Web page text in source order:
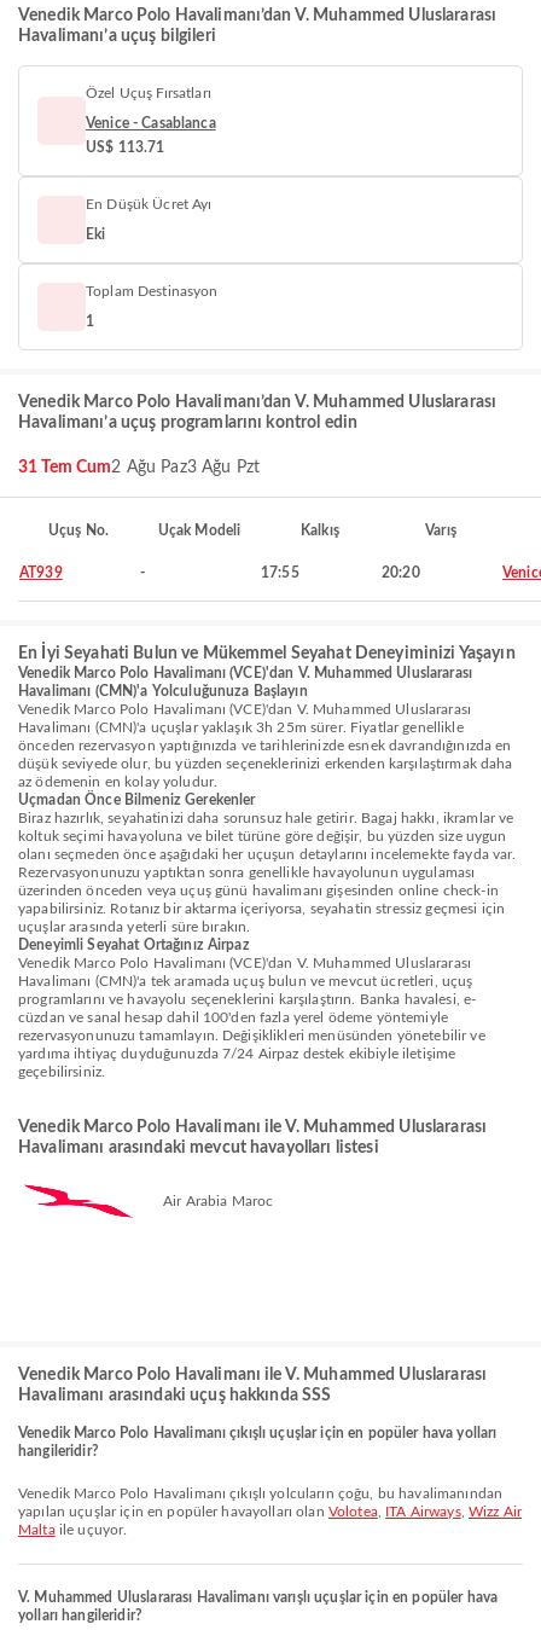
Venedik Marco Polo Havalimanı’dan V. Muhammed Uluslararası
Havalimanı’a uçuş bilgileri
Özel Uçuş Fırsatları
Venice - Casablanca
US$ 113.71
En Düşük Ücret Ayı
Eki
Toplam Destinasyon
1
Venedik Marco Polo Havalimanı’dan V. Muhammed Uluslararası
Havalimanı’a uçuş programlarını kontrol edin
31 Tem Cum2 Ağu Paz3 Ağu Pzt
Uçuş No. Uçak Modeli Kalkış Varış
AT939 - 17:55 20:20
En İyi Seyahati Bulun ve Mükemmel Seyahat Deneyiminizi Yaşayın
Venedik Marco Polo Havalimanı (VCE)'dan V. Muhammed Uluslararası
Havalimanı (CMN)'a Yolculuğunuza Başlayın
Venedik Marco Polo Havalimanı (VCE)'dan V. Muhammed Uluslararası
Havalimanı (CMN)'a uçuşlar yaklaşık 3h 25m sürer. Fiyatlar genellikle
önceden rezervasyon yaptığınızda ve tarihlerinizde esnek davrandığınızda en
düşük seviyede olur, bu yüzden seçeneklerinizi erkenden karşılaştırmak daha
az ödemenin en kolay yoludur.
Uçmadan Önce Bilmeniz Gerekenler
Biraz hazırlık, seyahatinizi daha sorunsuz hale getirir. Bagaj hakkı, ikramlar ve
koltuk seçimi havayoluna ve bilet türüne göre değişir, bu yüzden size uygun
olanı seçmeden önce aşağıdaki her uçuşun detaylarını incelemekte fayda var.
Rezervasyonunuzu yaptıktan sonra genellikle havayolunun uygulaması
üzerinden önceden veya uçuş günü havalimanı gişesinden online check-in
yapabilirsiniz. Rotanız bir aktarma içeriyorsa, seyahatin stressiz geçmesi için
uçuşlar arasında yeterli süre bırakın.
Deneyimli Seyahat Ortağınız Airpaz
Venedik Marco Polo Havalimanı (VCE)'dan V. Muhammed Uluslararası
Havalimanı (CMN)'a tek aramada uçuş bulun ve mevcut ücretleri, uçuş
programlarını ve havayolu seçeneklerini karşılaştırın. Banka havalesi, e-
cüzdan ve sanal hesap dahil 100'den fazla yerel ödeme yöntemiyle
rezervasyonunuzu tamamlayın. Değişiklikleri menüsünden yönetebilir ve
yardıma ihtiyaç duyduğunuzda 7/24 Airpaz destek ekibiyle iletişime
geçebilirsiniz.
Venedik Marco Polo Havalimanı ile V. Muhammed Uluslararası
Havalimanı arasındaki mevcut havayolları listesi
Air Arabia Maroc
Venedik Marco Polo Havalimanı ile V. Muhammed Uluslararası
Havalimanı arasındaki uçuş hakkında SSS
Venedik Marco Polo Havalimanı çıkışlı uçuşlar için en popüler hava yolları
hangileridir?
Venedik Marco Polo Havalimanı çıkışlı yolcuların çoğu, bu havalimanından
yapılan uçuşlar için en popüler havayolları olan Volotea, ITA Airways, Wizz Air
Maltaile uçuyor.
V. Muhammed Uluslararası Havalimanı varışlı uçuşlar için en popüler hava
yolları hangileridir?